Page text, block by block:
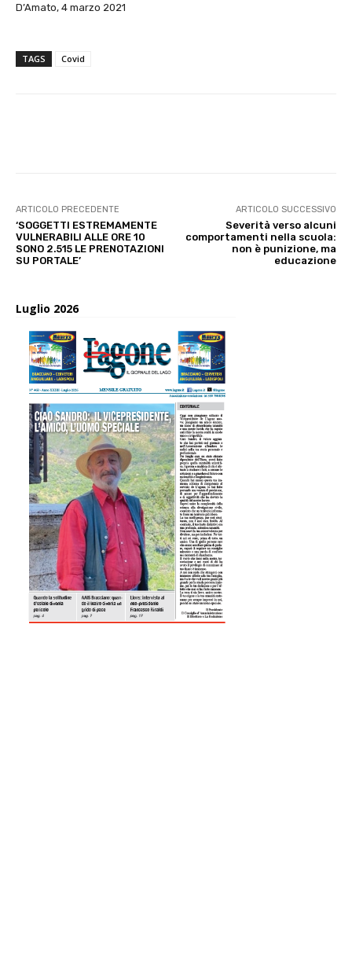
D’Amato, 4 marzo 2021
TAGS Covid
ARTICOLO PRECEDENTE
‘SOGGETTI ESTREMAMENTE
VULNERABILI ALLE ORE 10
SONO 2.515 LE PRENOTAZIONI
SU PORTALE’
ARTICOLO SUCCESSIVO
Severità verso alcuni
comportamenti nella scuola:
non è punizione, ma
educazione
Luglio 2026